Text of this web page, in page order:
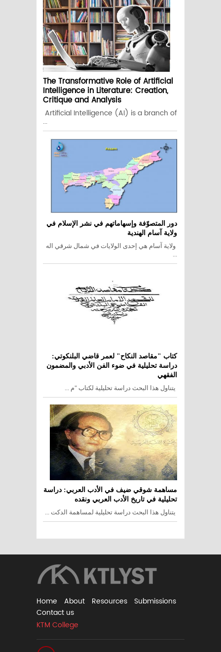
The Transformative Role of Artificial
Intelligence in Literature: Creation,
Critique and Analysis
Artificial Intelligence (AI) is a branch of
...
دور المتصوّفة وإسهاماتهم في نشر الإسلام في
ولاية آسام الهندية
ولاية آسام هي إحدى الولايات في شمال شرقي اله
...
كتاب "مقاصد النكاح" لعمر قاضي البلنكوتي:
دراسة تحليلية في ضوء الفن الأدبي والمضمون
الفقهي
يتناول هذا البحث دراسة تحليلية لكتاب "م ...
مساهمة شوقي ضيف في الأدب العربي: دراسة
تحليلية في تاريخ الأدب العربي ونقده
يتناول هذا البحث دراسة تحليلية لمساهمة الدكت ...
Home About Resources
Submissions
Contact us
KTM College